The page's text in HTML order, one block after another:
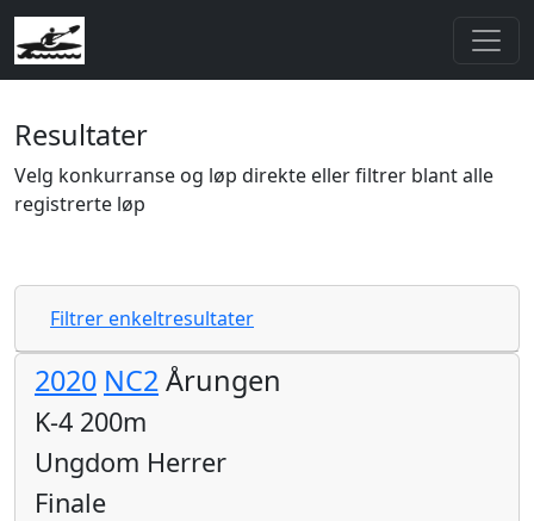
Resultater
Velg konkurranse og løp direkte eller filtrer blant alle
registrerte løp
Filtrer enkeltresultater
2020 NC2Årungen
K-4 200m
Ungdom Herrer
Finale